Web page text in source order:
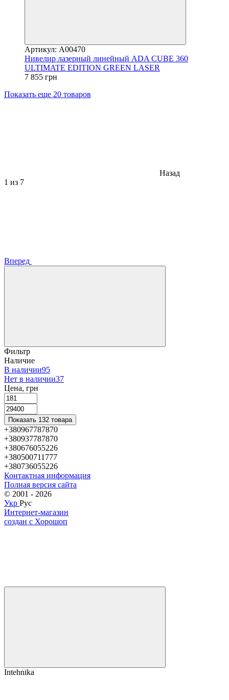
Артикул: A00470
Нивелир лазерный линейный ADA CUBE 360
ULTIMATE EDITION GREEN LASER
7 855 грн
Показать еще 20 товаров
Назад
1 из 7
Вперед
Фильтр
Наличие
В наличии95
Нет в наличии37
Цена, грн
Показать 132 товара
+380967787870
+380937787870
+380676055226
+380500711777
+380736055226
Контактная информация
Полная версия сайта
© 2001 - 2026
Укр Рус
Интернет-магазин
создан с Хорошоп
Intehnika